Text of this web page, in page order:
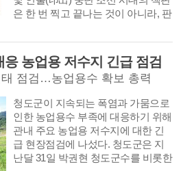
은 한 번 찍고 끝나는 것이 아니라, 판
에 보관하다가 필요할 때마다 추가로
찍어내는 방식이다. 만약 1768년 간
행 직후 목판이 바로 화재로 소실되
었거나, 다른 이유로 추가 인쇄가 ‘불
가능할 수 밖에 없는’ 특별한 이유를
가지게 된다면 후속 인출(인쇄)이 끊
기면 초기에 찍어둔 극소수의 책만
세상에 남게 되며, 시간이 흐를수록
그 수는 기하급수적으로 줄어든다.
인출(印出) 중단을 예상해 볼 수 있는
응 농업용 저수지 긴급 점검
점검…농업용수 확보 총력
​​​​​​​청도군이 지속되는 폭염과 가뭄으로
인한 농업용수 부족에 대응하기 위해
관내 주요 농업용 저수지에 대한 긴
급 현장점검에 나섰다. 청도군은 지
난달 31일 박권현 청도군수를 비롯한